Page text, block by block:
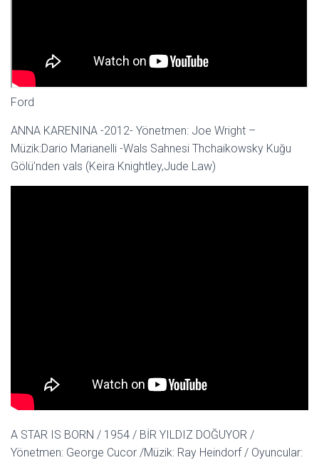
Ford
ANNA KARENINA -2012- Yönetmen: Joe Wright –
Müzik:Dario Marianelli -Wals Sahnesi Thchaikowsky Kuğu
Gölü’nden vals (Keira Knightley,Jude Law)
A STAR IS BORN / 1954 / BİR YILDIZ DOĞUYOR /
Yönetmen: George Cucor /Müzik: Ray Heindorf / Oyuncular: